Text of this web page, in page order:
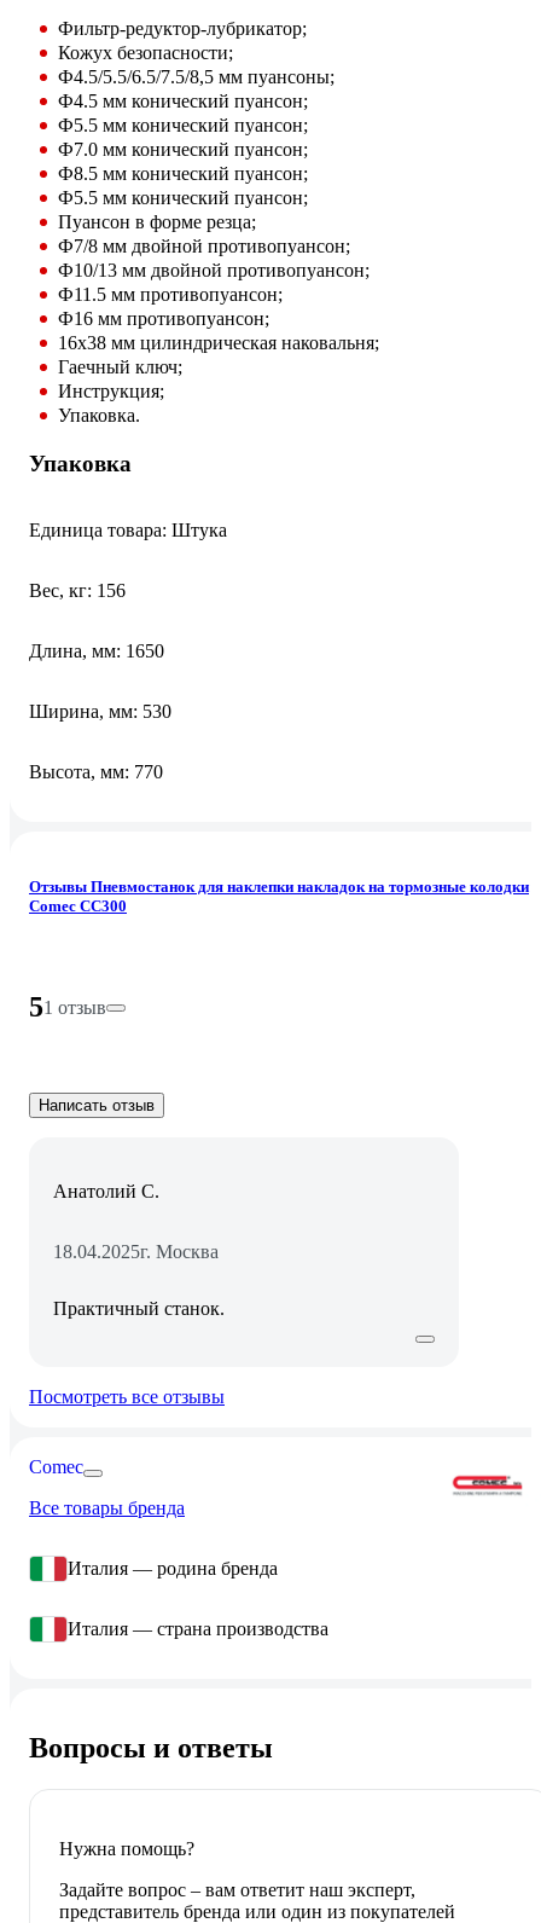
Фильтр-редуктор-лубрикатор;
Кожух безопасности;
Ф4.5/5.5/6.5/7.5/8,5 мм пуансоны;
Ф4.5 мм конический пуансон;
Ф5.5 мм конический пуансон;
Ф7.0 мм конический пуансон;
Ф8.5 мм конический пуансон;
Ф5.5 мм конический пуансон;
Пуансон в форме резца;
Ф7/8 мм двойной противопуансон;
Ф10/13 мм двойной противопуансон;
Ф11.5 мм противопуансон;
Ф16 мм противопуансон;
16x38 мм цилиндрическая наковальня;
Гаечный ключ;
Инструкция;
Упаковка.
Упаковка
Единица товара: Штука
Вес, кг: 156
Длина, мм: 1650
Ширина, мм: 530
Высота, мм: 770
Отзывы Пневмостанок для наклепки накладок на тормозные колодки
Comec CC300
51 отзыв
Написать отзыв
Анатолий С.
18.04.2025г. Москва
Практичный станок.
Посмотреть все отзывы
Comec
Все товары бренда
Италия — родина бренда
Италия — страна производства
Вопросы и ответы
Нужна помощь?
Задайте вопрос – вам ответит наш эксперт,
представитель бренда или один из покупателей